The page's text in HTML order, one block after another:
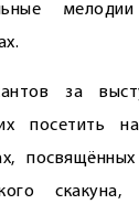
за
посетить